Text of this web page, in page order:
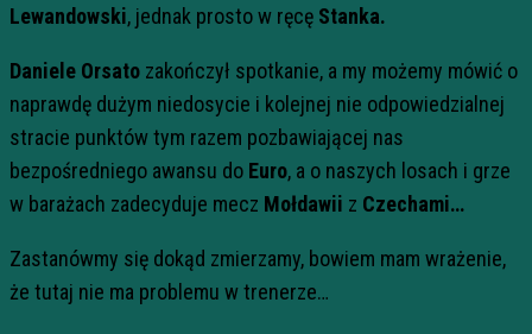
Lewandowski, jednak prosto w ręcę Stanka.
Daniele Orsato zakończył spotkanie, a my możemy mówić o
naprawdę dużym niedosycie i kolejnej nie odpowiedzialnej
stracie punktów tym razem pozbawiającej nas
bezpośredniego awansu do Euro, a o naszych losach i grze
w barażach zadecyduje mecz Mołdawii z Czechami…
Zastanówmy się dokąd zmierzamy, bowiem mam wrażenie,
że tutaj nie ma problemu w trenerze…